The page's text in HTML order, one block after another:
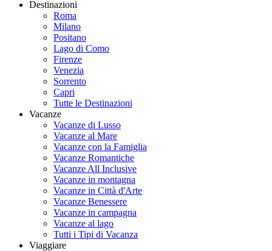
Destinazioni
Roma
Milano
Positano
Lago di Como
Firenze
Venezia
Sorrento
Capri
Tutte le Destinazioni
Vacanze
Vacanze di Lusso
Vacanze al Mare
Vacanze con la Famiglia
Vacanze Romantiche
Vacanze All Inclusive
Vacanze in montagna
Vacanze in Città d'Arte
Vacanze Benessere
Vacanze in campagna
Vacanze al lago
Tutti i Tipi di Vacanza
Viaggiare